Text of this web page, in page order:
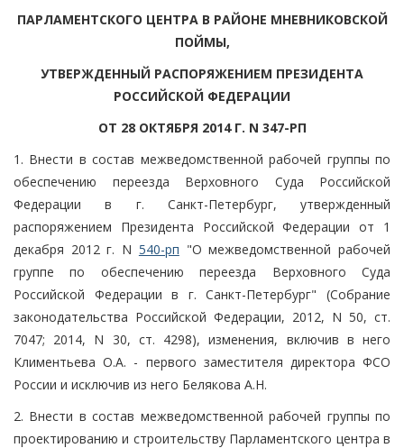
ПАРЛАМЕНТСКОГО ЦЕНТРА В РАЙОНЕ МНЕВНИКОВСКОЙ
ПОЙМЫ,
УТВЕРЖДЕННЫЙ РАСПОРЯЖЕНИЕМ ПРЕЗИДЕНТА
РОССИЙСКОЙ ФЕДЕРАЦИИ
ОТ 28 ОКТЯБРЯ 2014 Г. N 347-РП
1. Внести в состав межведомственной рабочей группы по
обеспечению переезда Верховного Суда Российской
Федерации в г. Санкт-Петербург, утвержденный
распоряжением Президента Российской Федерации от 1
декабря 2012 г. N 540-рп "О межведомственной рабочей
группе по обеспечению переезда Верховного Суда
Российской Федерации в г. Санкт-Петербург" (Собрание
законодательства Российской Федерации, 2012, N 50, ст.
7047; 2014, N 30, ст. 4298), изменения, включив в него
Климентьева О.А. - первого заместителя директора ФСО
России и исключив из него Белякова А.Н.
2. Внести в состав межведомственной рабочей группы по
проектированию и строительству Парламентского центра в